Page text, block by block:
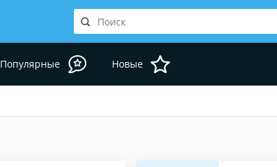
Популярные Новые